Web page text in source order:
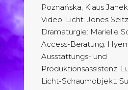
Poznańska, Klaus Janek
Video, Licht: Jones Seitz
Dramaturgie: Marielle
Access-Beratung:
Ausstattungs- und
Produktionsassistenz:
Licht-Schaumobjekt: